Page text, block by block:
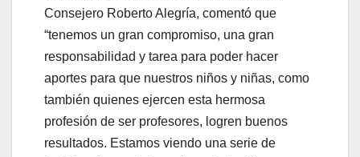
Consejero Roberto Alegría, comentó que
“tenemos un gran compromiso, una gran
responsabilidad y tarea para poder hacer
aportes para que nuestros niños y niñas, como
también quienes ejercen esta hermosa
profesión de ser profesores, logren buenos
resultados. Estamos viendo una serie de